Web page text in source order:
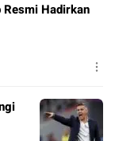
Resmi Hadirkan